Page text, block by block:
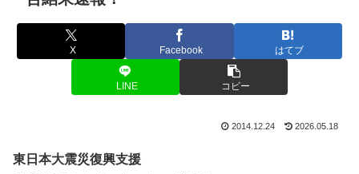
X Facebook はてブ
LINE コピー
2014.12.24 2026.05.18
東日本大震災復興支援